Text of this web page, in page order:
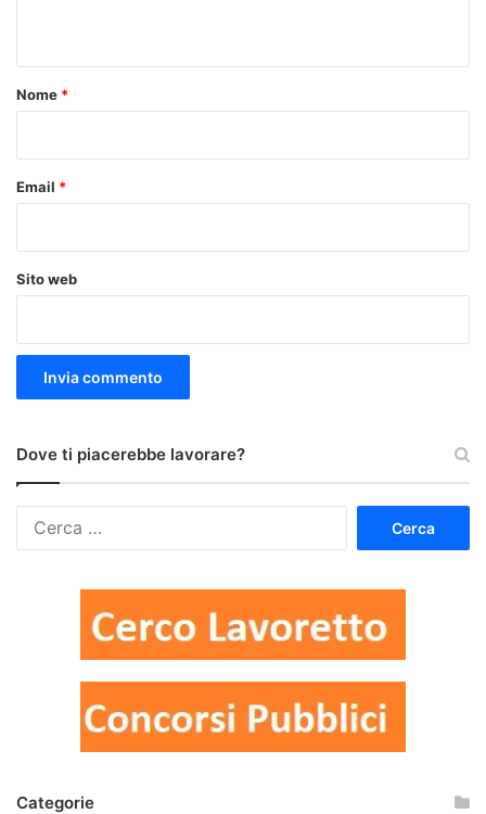
o
Nome *
Email *
Sito web
Dove ti piacerebbe lavorare?
Categorie